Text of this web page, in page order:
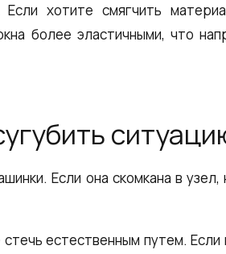
хотите смягчить
более эластичными, что
Если она скомкана в
естественным путем.